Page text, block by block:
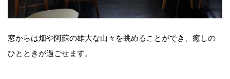
窓からは畑や阿蘇の雄大な山々を眺めることができ、癒しの
ひとときが過ごせます。